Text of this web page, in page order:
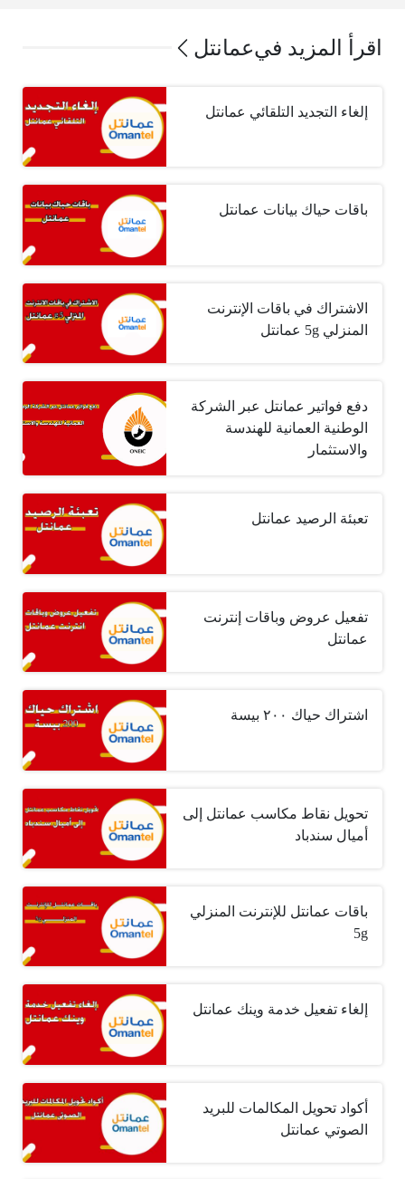
اقرأ المزيد فيعمانتل
إلغاء التجديد التلقائي عمانتل
باقات حياك بيانات عمانتل
الاشتراك في باقات الإنترنت
المنزلي 5g عمانتل
دفع فواتير عمانتل عبر الشركة
الوطنية العمانية للهندسة
والاستثمار
تعبئة الرصيد عمانتل
تفعيل عروض وباقات إنترنت
عمانتل
اشتراك حياك ٢٠٠ بيسة
تحويل نقاط مكاسب عمانتل إلى
أميال سندباد
باقات عمانتل للإنترنت المنزلي
5g
إلغاء تفعيل خدمة وينك عمانتل
أكواد تحويل المكالمات للبريد
الصوتي عمانتل